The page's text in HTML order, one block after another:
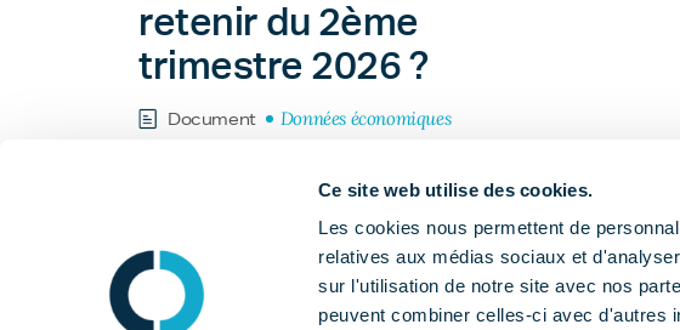
Ce site web utilise des cookies.
Les cookies nous permettent de
relatives aux médias sociaux et
sur l'utilisation de notre site avec nos
peuvent combiner celles-ci avec d'autres
retenir du 2ème
trimestre 2026 ?
Document Données économiques